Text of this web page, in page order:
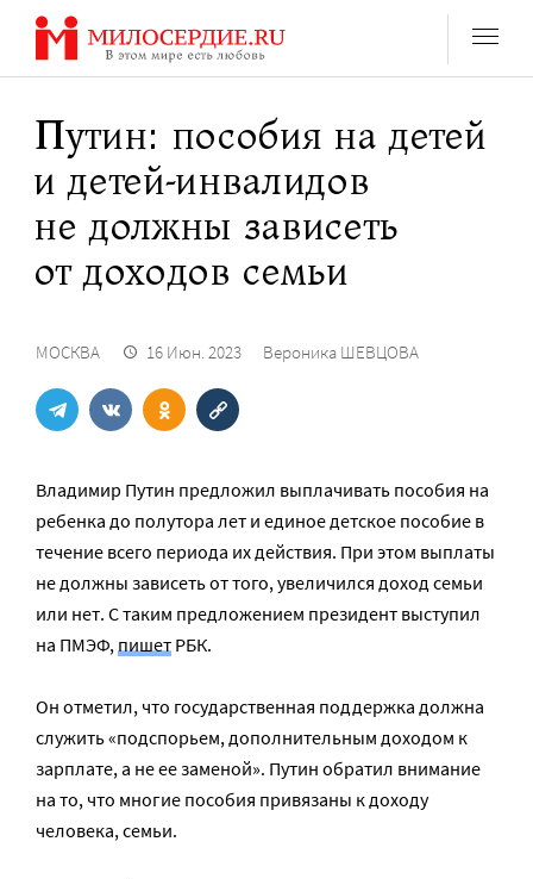
Перейти
содержанию
Путин: пособия на детей
и детей-инвалидов
не должны зависеть
от доходов семьи
МОСКВА 16 Июн. 2023 Вероника ШЕВЦОВА
Владимир Путин предложил выплачивать пособия на
ребенка до полутора лет и единое детское пособие в
течение всего периода их действия. При этом выплаты
не должны зависеть от того, увеличился доход семьи
или нет. С таким предложением президент выступил
на ПМЭФ,пишет РБК.
Он отметил, что государственная поддержка должна
служить «подспорьем, дополнительным доходом к
зарплате, а не ее заменой». Путин обратил внимание
на то, что многие пособия привязаны к доходу
человека, семьи.